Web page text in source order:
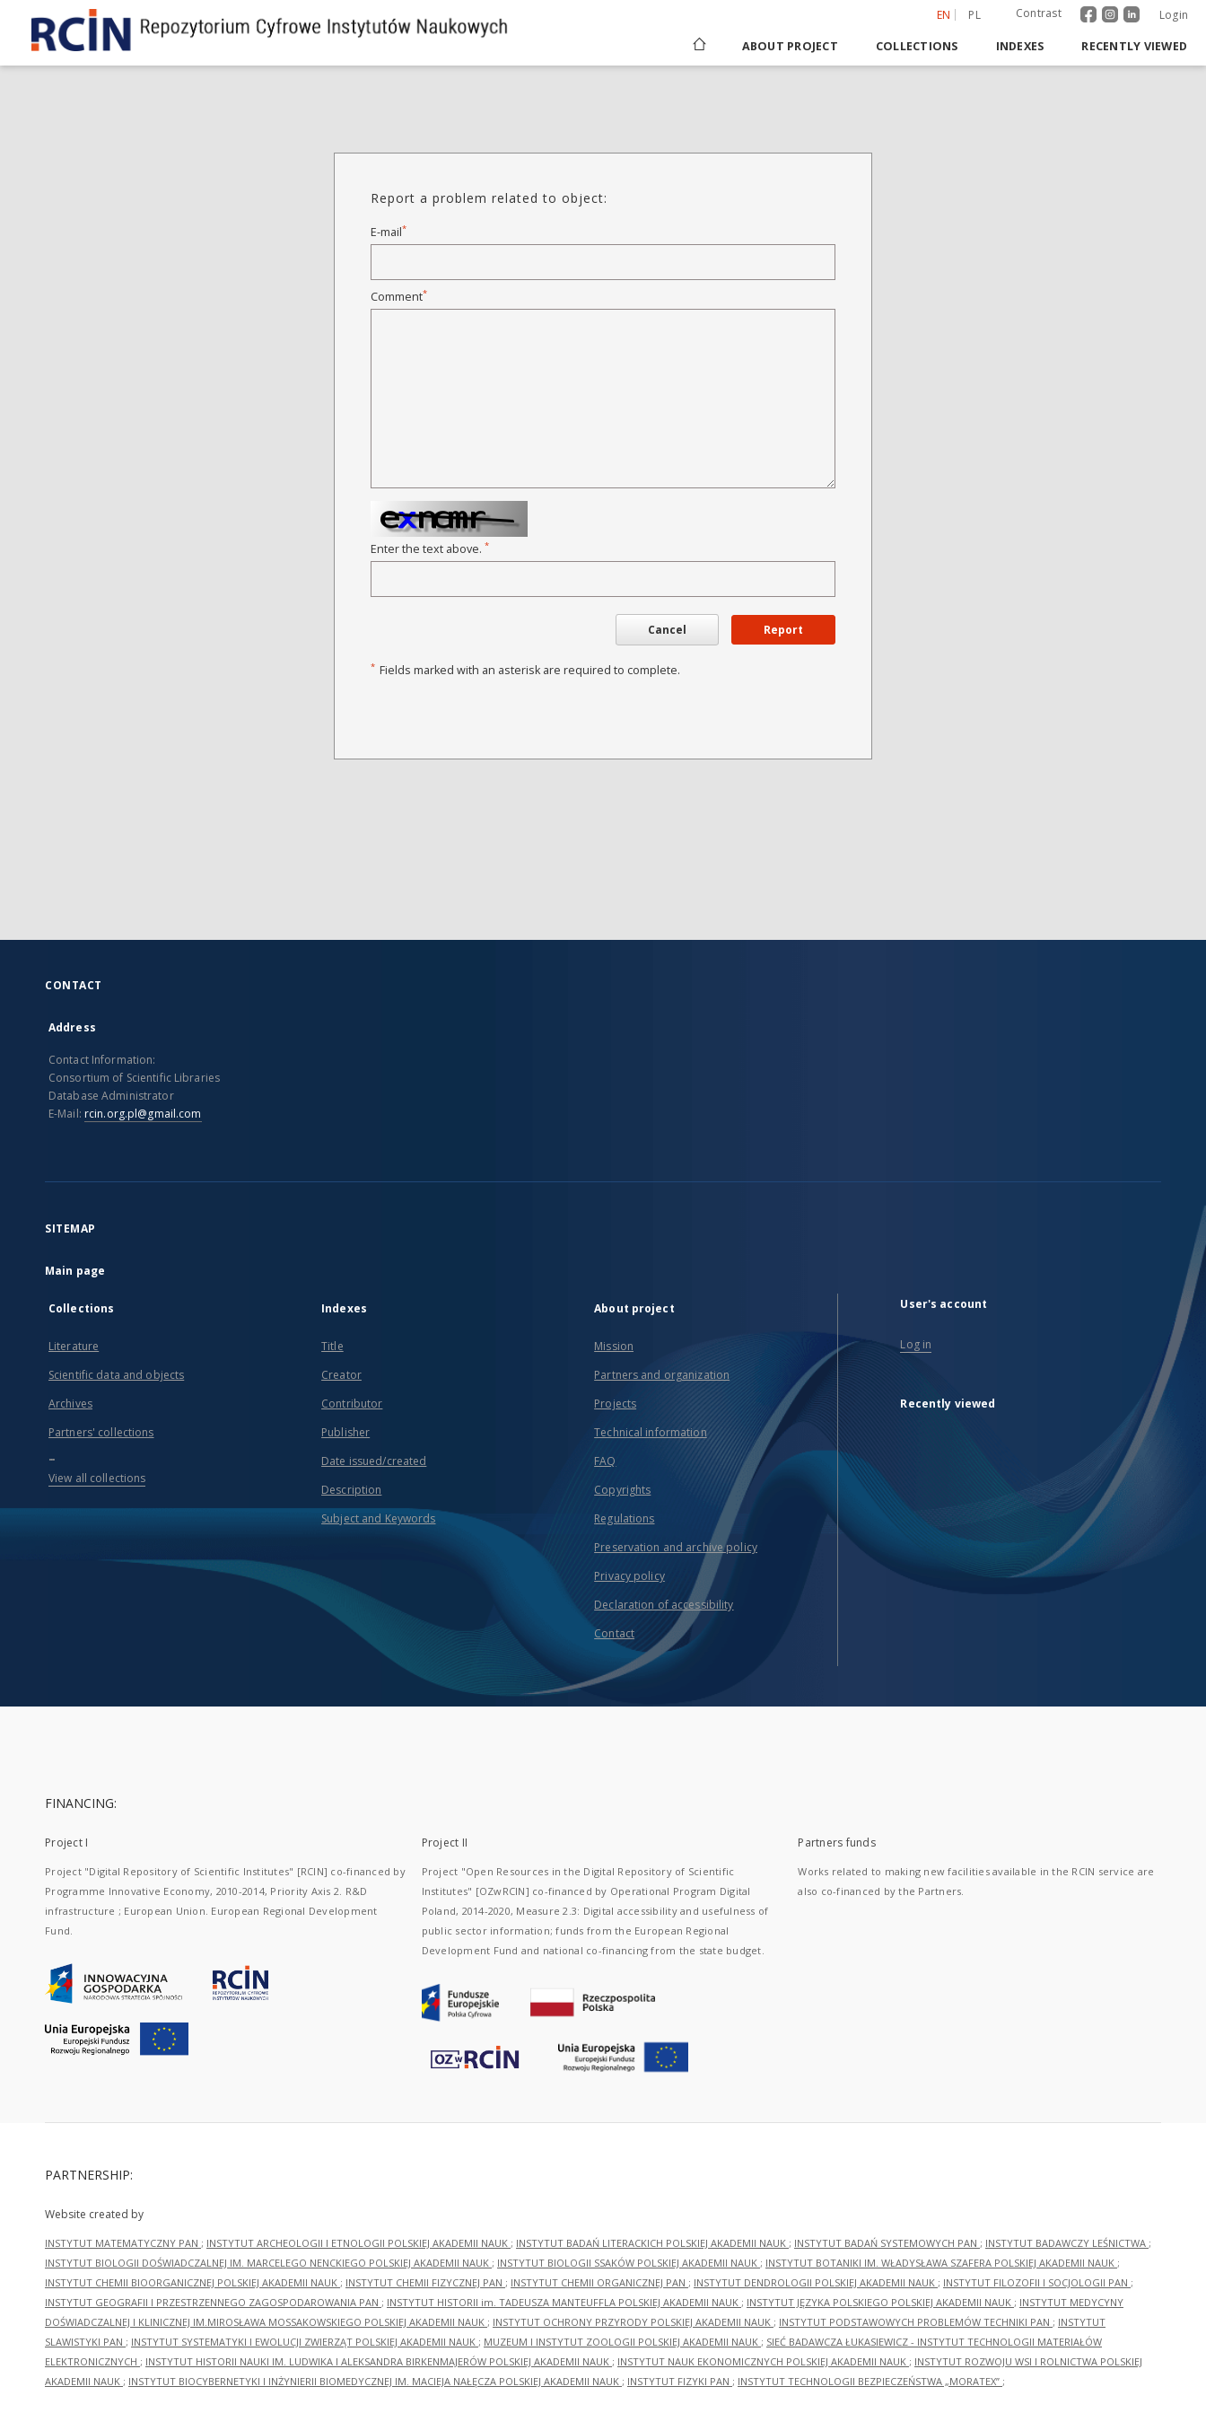
EN PL Contrast Login
ABOUT PROJECT COLLECTIONS INDEXES RECENTLY VIEWED
Report a problem related to object:
E-mail*
Comment*
Enter the text above. *
Cancel Report
* Fields marked with an asterisk are required to complete.
CONTACT
Address
Contact Information:
Consortium of Scientific Libraries
Database Administrator
E-Mail: rcin.org.pl@gmail.com
SITEMAP
Main page
Collections
Literature
Scientific data and objects
Archives
Partners' collections
...
View all collections
Indexes
Title
Creator
Contributor
Publisher
Date issued/created
Description
Subject and Keywords
About project
Mission
Partners and organization
Projects
Technical information
FAQ
Copyrights
Regulations
Preservation and archive policy
Privacy policy
Declaration of accessibility
Contact
User's account
Log in
Recently viewed
FINANCING:
Project I
Project "Digital Repository of Scientific Institutes" [RCIN] co-financed by
Programme Innovative Economy, 2010-2014, Priority Axis 2. R&D
infrastructure ; European Union. European Regional Development
Fund.
Project II
Project "Open Resources in the Digital Repository of Scientific
Institutes" [OZwRCIN] co-financed by Operational Program Digital
Poland, 2014-2020, Measure 2.3: Digital accessibility and usefulness of
public sector information; funds from the European Regional
Development Fund and national co-financing from the state budget.
Partners funds
Works related to making new facilities available in the RCIN service are
also co-financed by the Partners.
PARTNERSHIP:
Website created by
INSTYTUT MATEMATYCZNY PAN ; INSTYTUT ARCHEOLOGII I ETNOLOGII POLSKIEJ AKADEMII NAUK ; INSTYTUT BADAŃ LITERACKICH POLSKIEJ AKADEMII NAUK ; INSTYTUT BADAŃ SYSTEMOWYCH PAN ; INSTYTUT BADAWCZY LEŚNICTWA ;
INSTYTUT BIOLOGII DOŚWIADCZALNEJ IM. MARCELEGO NENCKIEGO POLSKIEJ AKADEMII NAUK ; INSTYTUT BIOLOGII SSAKÓW POLSKIEJ AKADEMII NAUK ; INSTYTUT BOTANIKI IM. WŁADYSŁAWA SZAFERA POLSKIEJ AKADEMII NAUK ;
INSTYTUT CHEMII BIOORGANICZNEJ POLSKIEJ AKADEMII NAUK ; INSTYTUT CHEMII FIZYCZNEJ PAN ; INSTYTUT CHEMII ORGANICZNEJ PAN ; INSTYTUT DENDROLOGII POLSKIEJ AKADEMII NAUK ; INSTYTUT FILOZOFII I SOCJOLOGII PAN ;
INSTYTUT GEOGRAFII I PRZESTRZENNEGO ZAGOSPODAROWANIA PAN ; INSTYTUT HISTORII im. TADEUSZA MANTEUFFLA POLSKIEJ AKADEMII NAUK ; INSTYTUT JĘZYKA POLSKIEGO POLSKIEJ AKADEMII NAUK ; INSTYTUT MEDYCYNY
DOŚWIADCZALNEJ I KLINICZNEJ IM.MIROSŁAWA MOSSAKOWSKIEGO POLSKIEJ AKADEMII NAUK ; INSTYTUT OCHRONY PRZYRODY POLSKIEJ AKADEMII NAUK ; INSTYTUT PODSTAWOWYCH PROBLEMÓW TECHNIKI PAN ; INSTYTUT
SLAWISTYKI PAN ; INSTYTUT SYSTEMATYKI I EWOLUCJI ZWIERZĄT POLSKIEJ AKADEMII NAUK ; MUZEUM I INSTYTUT ZOOLOGII POLSKIEJ AKADEMII NAUK ; SIEĆ BADAWCZA ŁUKASIEWICZ - INSTYTUT TECHNOLOGII MATERIAŁÓW
ELEKTRONICZNYCH ; INSTYTUT HISTORII NAUKI IM. LUDWIKA I ALEKSANDRA BIRKENMAJERÓW POLSKIEJ AKADEMII NAUK ; INSTYTUT NAUK EKONOMICZNYCH POLSKIEJ AKADEMII NAUK ; INSTYTUT ROZWOJU WSI I ROLNICTWA POLSKIEJ
AKADEMII NAUK ; INSTYTUT BIOCYBERNETYKI I INŻYNIERII BIOMEDYCZNEJ IM. MACIEJA NAŁĘCZA POLSKIEJ AKADEMII NAUK ; INSTYTUT FIZYKI PAN ; INSTYTUT TECHNOLOGII BEZPIECZEŃSTWA „MORATEX” ;